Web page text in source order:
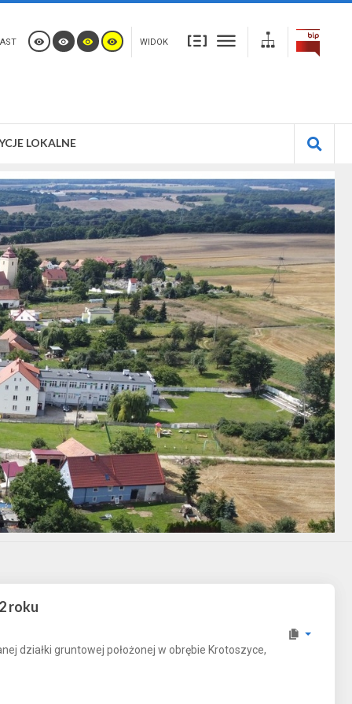
WIDOK
LOKALNE
roku
działki gruntowej położonej w obrębie Krotoszyce,